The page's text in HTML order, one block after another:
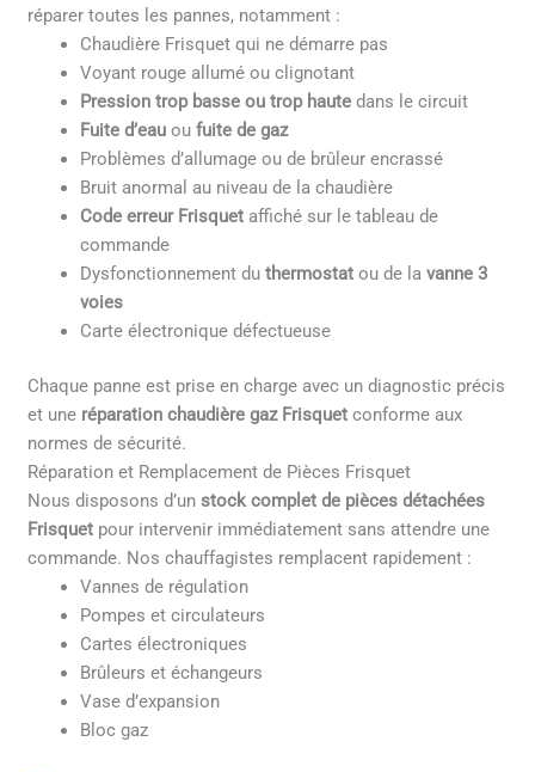
réparer toutes les pannes, notamment :
Chaudière Frisquet qui ne démarre pas
Voyant rouge allumé ou clignotant
Pression trop basse ou trop haute dans le circuit
Fuite d’eau oufuite de gaz
Problèmes d’allumage ou de brûleur encrassé
Bruit anormal au niveau de la chaudière
Code erreur Frisquet affiché sur le tableau de
commande
Dysfonctionnement duthermostat ou de lavanne 3
voies
Carte électronique défectueuse
Chaque panne est prise en charge avec un diagnostic précis
et une réparation chaudière gaz Frisquet conforme aux
normes de sécurité.
Réparation et Remplacement de Pièces Frisquet
Nous disposons d’unstock complet de pièces détachées
Frisquet pour intervenir immédiatement sans attendre une
commande. Nos chauffagistes remplacent rapidement :
Vannes de régulation
Pompes et circulateurs
Cartes électroniques
Brûleurs et échangeurs
Vase d’expansion
Bloc gaz